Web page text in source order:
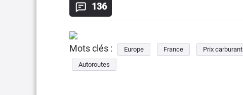
136
Mots clés : Europe France Prix carburant
Autoroutes